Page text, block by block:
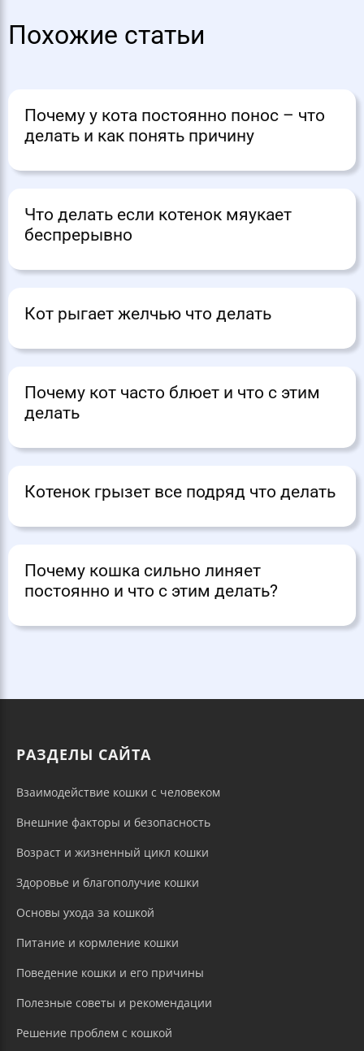
Похожие статьи
Почему у кота постоянно понос – что
делать и как понять причину
Что делать если котенок мяукает
беспрерывно
Кот рыгает желчью что делать
Почему кот часто блюет и что с этим
делать
Котенок грызет все подряд что делать
Почему кошка сильно линяет
постоянно и что с этим делать?
РАЗДЕЛЫ САЙТА
Взаимодействие кошки с человеком
Внешние факторы и безопасность
Возраст и жизненный цикл кошки
Здоровье и благополучие кошки
Основы ухода за кошкой
Питание и кормление кошки
Поведение кошки и его причины
Полезные советы и рекомендации
Решение проблем с кошкой